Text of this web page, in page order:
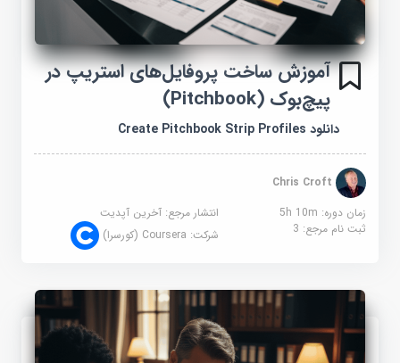
آموزش ساخت پروفایل‌های استریپ در
پیچ‌بوک (Pitchbook)
دانلود Create Pitchbook Strip Profiles
Chris Croft
زمان دوره: 5h 10m
انتشار مرجع:آخرین آپدیت
ثبت نام مرجع:3 شرکت:Coursera (کورسرا)